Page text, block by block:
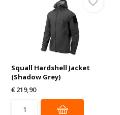
Squall Hardshell Jacket
(Shadow Grey)
€ 219,90